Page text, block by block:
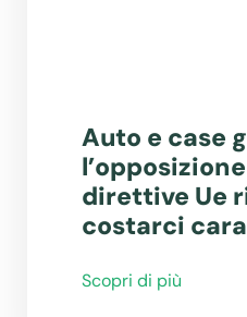
Auto e case
direttive Ue
costarci cara
Scopri di più